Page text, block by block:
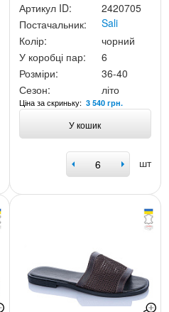
Артикул ID:
2420705
Постачальник:
Sali
Колір:
чорний
У коробці пар:
6
Розміри:
36-40
Сезон:
літо
Ціна за скриньку:3 540 грн.
У кошик
шт